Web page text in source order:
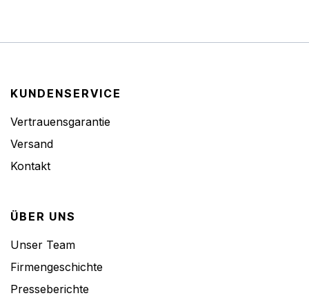
KUNDENSERVICE
Vertrauensgarantie
Versand
Kontakt
ÜBER UNS
Unser Team
Firmengeschichte
Presseberichte